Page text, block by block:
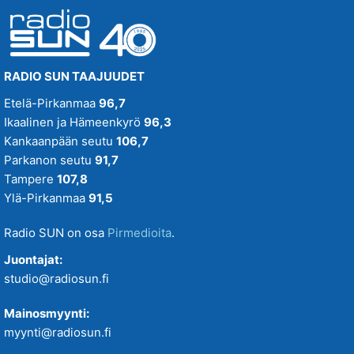
RADIO SUN TAAJUUDET
Etelä-Pirkanmaa 96,7
Ikaalinen ja Hämeenkyrö 96,3
Kankaanpään seutu 106,7
Parkanon seutu 91,7
Tampere 107,8
Ylä-Pirkanmaa 91,5
Radio SUN on osa Pirmedioita.
Juontajat:
studio@radiosun.fi
Mainosmyynti:
myynti@radiosun.fi